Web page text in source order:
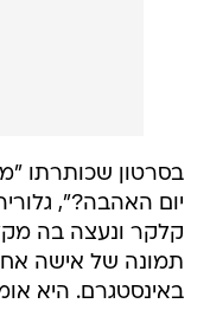
בסרטון שכותרתו
יום האהבה?",
קלקר ונעצה בה
תמונה של אישה
באינסטגרם. היא